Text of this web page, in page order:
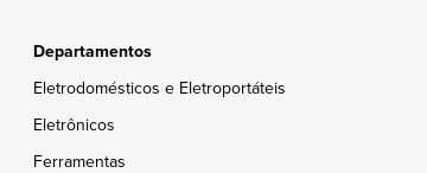
Departamentos
Eletrodomésticos e Eletroportáteis
Eletrônicos
Ferramentas